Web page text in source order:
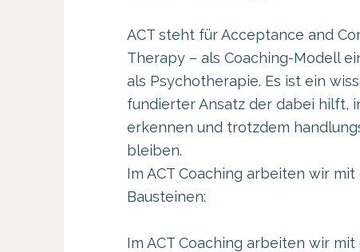
ACT steht für Acceptance and
Therapy – als Coaching-Modell
als Psychotherapie. Es ist ein
fundierter Ansatz der dabei hilft,
erkennen und trotzdem
bleiben.
Im ACT Coaching arbeiten wir mit
Bausteinen:
Im ACT Coaching arbeiten wir mit